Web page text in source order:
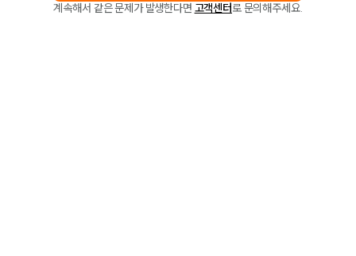
계속해서 같은 문제가 발생한다면 고객센터로 문의해주세요.